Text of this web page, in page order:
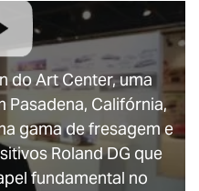
do Art Center, uma
Pasadena, Califórnia,
gama de fresagem e
Roland DG que
fundamental no